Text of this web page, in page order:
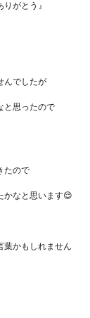
がとう』
んでしたが
と思ったので
たので
かなと思います😌
葉かもしれません